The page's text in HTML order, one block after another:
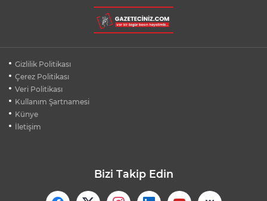
Gizlilik Politikası
Çerez Politikası
Veri Politikası
Kullanım Şartnamesi
Künye
İletişim
Bizi Takip Edin